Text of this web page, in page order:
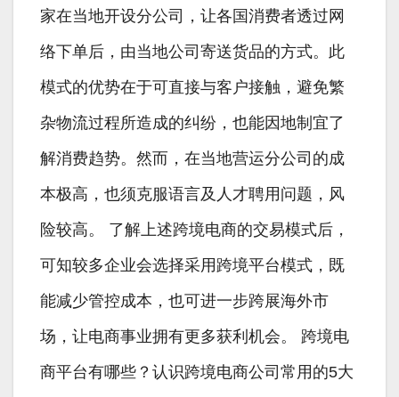
家在当地开设分公司，让各国消费者透过网
络下单后，由当地公司寄送货品的方式。此
模式的优势在于可直接与客户接触，避免繁
杂物流过程所造成的纠纷，也能因地制宜了
解消费趋势。然而，在当地营运分公司的成
本极高，也须克服语言及人才聘用问题，风
险较高。 了解上述跨境电商的交易模式后，
可知较多企业会选择采用跨境平台模式，既
能减少管控成本，也可进一步跨展海外市
场，让电商事业拥有更多获利机会。 跨境电
商平台有哪些？认识跨境电商公司常用的5大